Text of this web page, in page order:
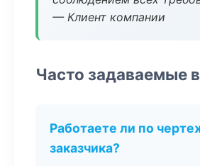
— Клиент компании
Часто задаваемые
Работаете ли по
заказчика?